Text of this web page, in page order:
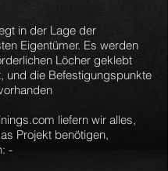
in der Lage der
Eigentümer. Es werden
Löcher geklebt
und die Befestigungspunkte
liefern wir alles,
Projekt benötigen,
-